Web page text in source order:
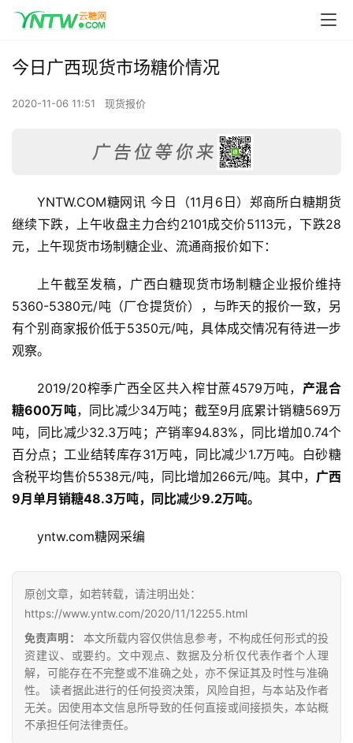
云
糖
网
公
众
号
今日广西现货市场糖价情况
2020-11-06 11:51 现货报价
YNTW.COM糖网讯 今日（11月6日）郑商所白糖期货
继续下跌，上午收盘主力合约2101成交价5113元，下跌28
元，上午现货市场制糖企业、流通商报价如下：
上午截至发稿，广西白糖现货市场制糖企业报价维持
5360-5380元/吨（厂仓提货价），与昨天的报价一致，另
有个别商家报价低于5350元/吨，具体成交情况有待进一步
观察。
2019/20榨季广西全区共入榨甘蔗4579万吨， 产混合
糖600万吨，同比减少34万吨；截至9月底累计销糖569万
吨，同比减少32.3万吨；产销率94.83%，同比增加0.74个
百分点；工业结转库存31万吨，同比减少1.7万吨。白砂糖
含税平均售价5538元/吨，同比增加266元/吨。其中， 广西
9月单月销糖48.3万吨，同比减少9.2万吨。
yntw.com糖网采编
原创文章，如若转载，请注明出处：
https://www.yntw.com/2020/11/12255.html
免责声明：
本文所载内容仅供信息参考，不构成任何形式的投
资建议、或要约。文中观点、数据及分析仅代表作者个人理
解，可能存在不完整或不准确之处，亦不保证其及时性与准确
性。 读者据此进行的任何投资决策，风险自担，与本站及作者
无关。因使用本文信息所导致的任何直接或间接损失，本站概
不承担任何法律责任。